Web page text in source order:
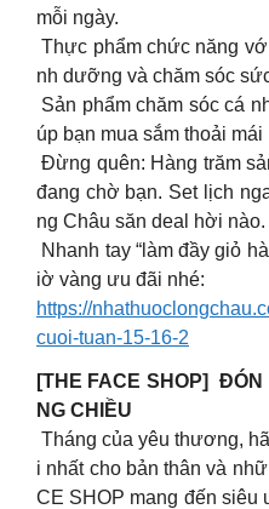
mỗi ngày.
Thực phẩm chức năng
nh dưỡng và chăm sóc
Sản phẩm chăm sóc cá
úp bạn mua sắm thoải mái
Đừng quên: Hàng trăm
đang chờ bạn. Set lịch
ng Châu săn deal hời nào.
Nhanh tay “làm đầy giỏ
iờ vàng ưu đãi nhé:
https://
cuoi-tuan-15-16-2
[THE FACE SHOP]
NG CHIỀU
Tháng của yêu thương,
i nhất cho bản thân và
CE SHOP mang đến siêu